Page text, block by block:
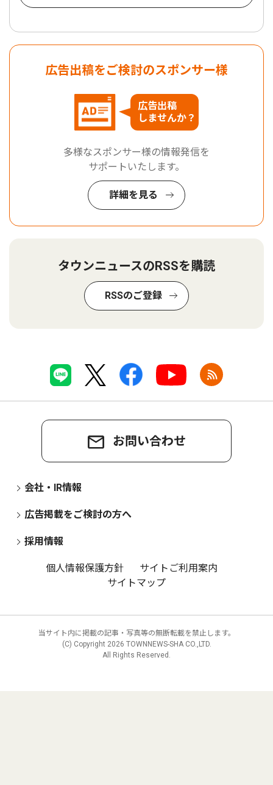
広告出稿をご検討のスポンサー様
広告出稿
しませんか？
多様なスポンサー様の情報発信を
サポートいたします。
詳細を見る
タウンニュースのRSSを購読
RSSのご登録
お問い合わせ
会社・IR情報
広告掲載をご検討の方へ
採用情報
個人情報保護方針
サイトご利用案内
サイトマップ
当サイト内に掲載の記事・写真等の無断転載を禁止します。
(C) Copyright 2026 TOWNNEWS-SHA CO.,LTD.
All Rights Reserved.